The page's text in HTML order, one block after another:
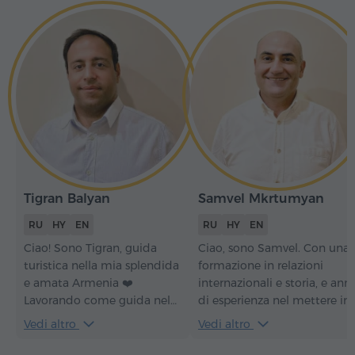
Tigran Balyan
RU HY EN
Ciao! Sono Tigran, guida
turistica nella mia splendida
e amata Armenia ❤️
Lavorando come guida nel
mio Paese, condivido con
Vedi altro
Samvel Mkrtumyan
RU HY EN
Ciao, sono Samvel. Con una
formazione in relazioni
internazionali e storia, e anni
di esperienza nel mettere in
contatto persone di ogni
Vedi altro